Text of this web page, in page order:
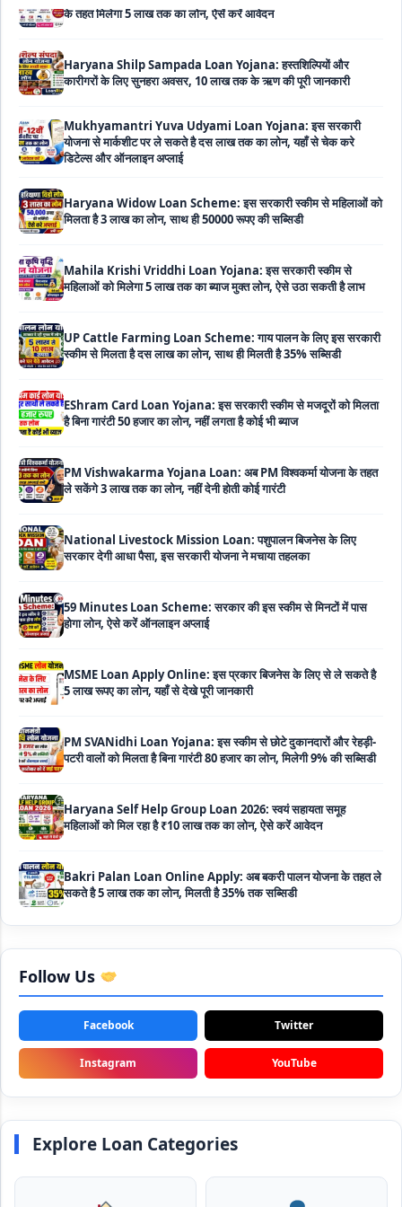
कारीगरों के लिए सुनहरा अवसर, 10 लाख तक के ऋण की पूरी जानकारी
Mukhyamantri Yuva Udyami Loan Yojana: इस सरकारी
योजना से मार्कशीट पर ले सकते है दस लाख तक का लोन, यहाँ से चेक करे
Haryana Widow Loan Scheme: इस सरकारी स्कीम से महिलाओं को
मिलता है 3 लाख का लोन, साथ ही 50000 रूपए की सब्सिडी
Mahila Krishi Vriddhi Loan Yojana: इस सरकारी स्कीम से
महिलाओं को मिलेगा 5 लाख तक का ब्याज मुक्त लोन, ऐसे उठा सकती है लाभ
UP Cattle Farming Loan Scheme: गाय पालन के लिए इस सरकारी
स्कीम से मिलता है दस लाख का लोन, साथ ही मिलती है 35% सब्सिडी
EShram Card Loan Yojana: इस सरकारी स्कीम से मजदूरों को मिलता
है बिना गारंटी 50 हजार का लोन, नहीं लगता है कोई भी ब्याज
PM Vishwakarma Yojana Loan: अब PM विश्वकर्मा योजना के तहत
ले सकेंगे 3 लाख तक का लोन, नहीं देनी होती कोई गारंटी
National Livestock Mission Loan: पशुपालन बिजनेस के लिए
सरकार देगी आधा पैसा, इस सरकारी योजना ने मचाया तहलका
59 Minutes Loan Scheme: सरकार की इस स्कीम से मिनटों में पास
होगा लोन, ऐसे करें ऑनलाइन अप्लाई
MSME Loan Apply Online: इस प्रकार बिजनेस के लिए से ले सकते है
5 लाख रूपए का लोन, यहाँ से देखे पूरी जानकारी
PM SVANidhi Loan Yojana: इस स्कीम से छोटे दुकानदारों और रेहड़ी-
पटरी वालों को मिलता है बिना गारंटी 80 हजार का लोन, मिलेगी 9% की सब्सिडी
Haryana Self Help Group Loan 2026: स्वयं सहायता समूह
महिलाओं को मिल रहा है ₹10 लाख तक का लोन, ऐसे करें आवेदन
Bakri Palan Loan Online Apply: अब बकरी पालन योजना के तहत ले
सकते है 5 लाख तक का लोन, मिलती है 35% तक सब्सिडी
SBI Animal Husbandry Loan Scheme: SBI पशुपालन लोन
योजना के फॉर्म फिर से हुए शुरू, बिना गारंटी मिलता है 1 लाख से लेकर 10 लाख
Mahila Samriddhi Loan Yojana: महिला समृद्धि योजना के तहत
महिलाओ को मिलता है पुरे 1 लाख का लोन, कम ब्याज के साथ तगड़ी सब्सिडी
NHFDC E-Rickshaw Loan Scheme Apply Online: अब ई-
रिक्शा खरीदने के लिए सकते है 1.5 लाख का सरकारी लोन, मिलेगी 50% तक
सब्सिडी
Rashtriya Gokul Mission Loan Scheme 2026: इस सरकारी
स्कीम से गाय डेयरी के लिए मिलेगा तगड़ी सब्सिडी के साथ लोन, आप भी ऐसे उठा
बिज़नेस को मिलता है आसान लोन, 5 साल में करना होता है भुगतान
Follow Us
Facebook Twitter
Instagram YouTube
Explore Loan Categories